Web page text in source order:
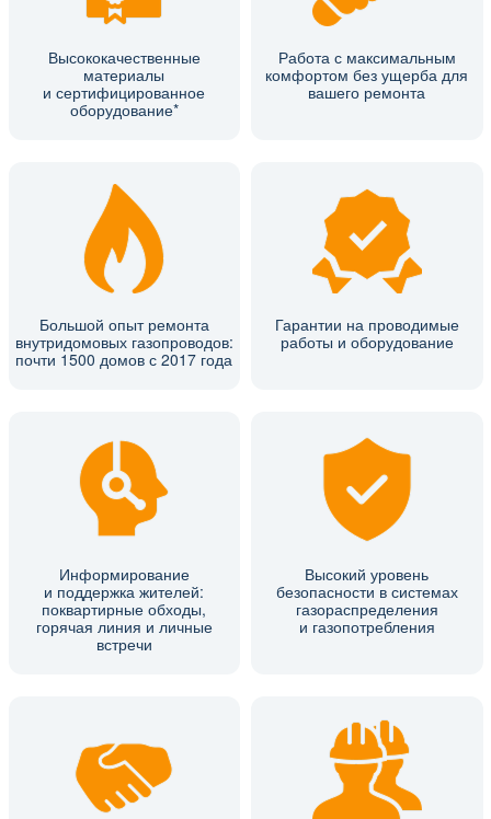
Высококачественные
материалы
и сертифицированное
оборудование*
Работа с максимальным
комфортом без ущерба для
вашего ремонта
Большой опыт ремонта
внутридомовых газопроводов:
почти 1500 домов с 2017 года
Гарантии на проводимые
работы и оборудование
Информирование
и поддержка жителей:
поквартирные обходы,
горячая линия и личные
встречи
Высокий уровень
безопасности в системах
газораспределения
и газопотребления